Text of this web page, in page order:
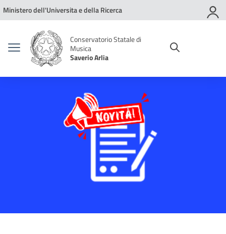
Vai ai contenuti
Vai al menu di navigazione
Vai al footer
Ministero dell'Universita e della Ricerca
Conservatorio Statale di
Musica
Saverio Arlia